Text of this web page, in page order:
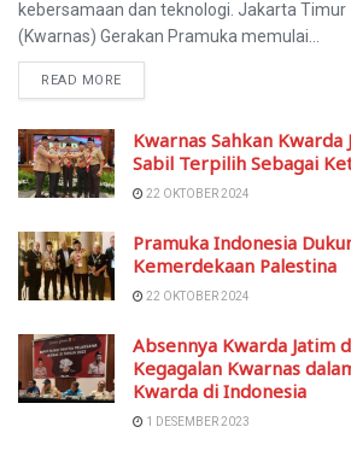
kebersamaan dan teknologi. Jakarta Timur
(Kwarnas) Gerakan Pramuka memulai...
READ MORE
Kwarnas Sahkan Kwarda
Sabil Terpilih Sebagai
22 OKTOBER 2024
Pramuka Indonesia
Kemerdekaan Palestina
22 OKTOBER 2024
Absennya Kwarda Jatim
Kegagalan Kwarnas
Kwarda di Indonesia
1 DESEMBER 2023